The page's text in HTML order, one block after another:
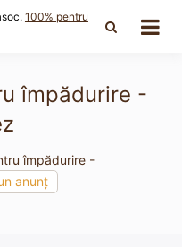
100% pentru
împădurire -
împădurire -
anunț